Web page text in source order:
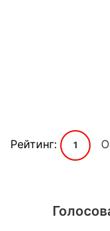
Рейтинг: 1